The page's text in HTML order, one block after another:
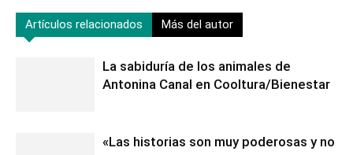
Artículos relacionados Más del autor
La sabiduría de los animales de
Antonina Canal en Cooltura/Bienestar
«Las historias son muy poderosas y no